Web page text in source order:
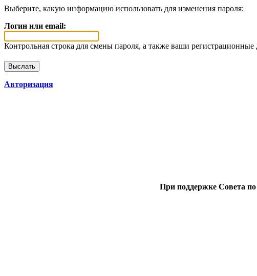
Выберите, какую информацию использовать для изменения пароля:
Логин или email:
Контрольная строка для смены пароля, а также ваши
Авторизация
При поддержке Совета